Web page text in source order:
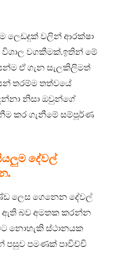
ලෙඩදුක් වලින් ආරක්ෂා
විශාල වගකීමක්.ඉතින් මේ
ඒ ගැන සැලකිලිමත්
තරම්ම තත්වයේ
නිසා ඔවුන්ගේ
කර ගැනීමේ සම්පූර්ණ
දේවල්
ලෙස ගෙනෙන දේවල්
ඇති බව අමතක කරන්න
නොහැකි ස්ථානයක
පමණක් පාවිච්චි